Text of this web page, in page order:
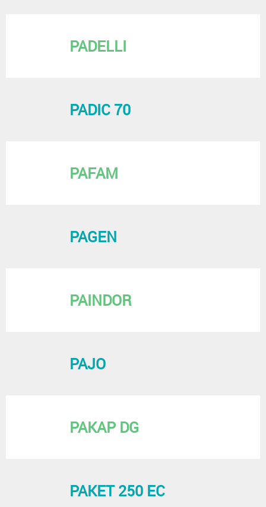
PADELLI
PADIC 70
PAFAM
PAGEN
PAINDOR
PAJO
PAKAP DG
PAKET 250 EC